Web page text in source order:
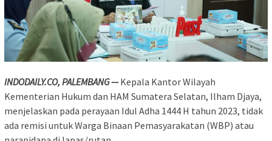
INDODAILY.CO, PALEMBANG — Kepala Kantor Wilayah
Kementerian Hukum dan HAM Sumatera Selatan, Ilham Djaya,
menjelaskan pada perayaan Idul Adha 1444 H tahun 2023, tidak
ada remisi untuk Warga Binaan Pemasyarakatan (WBP) atau